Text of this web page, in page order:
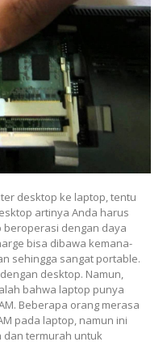
desktop ke laptop, tentu
artinya Anda harus
beroperasi dengan daya
bisa dibawa kemana-
sehingga sangat portable.
desktop. Namun,
bahwa laptop punya
Beberapa orang merasa
pada laptop, namun ini
termurah untuk